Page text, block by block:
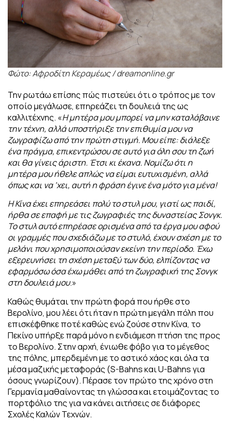
Φώτο: Αφροδίτη Κεραμέως / dreamonline.gr
Την ρωτάω επίσης πώς πιστεύει ότι ο τρόπος με τον
οποίο μεγάλωσε, επηρεάζει τη δουλειά της ως
καλλιτέχνης. «Η μητέρα μου μπορεί να μην καταλάβαινε
την τέχνη, αλλά υποστήριξε την επιθυμία μου να
ζωγραφίζω από την πρώτη στιγμή. Μου είπε: διάλεξε
ένα πράγμα, επικεντρώσου σε αυτό για όλη σου τη ζωή
και θα γίνεις άριστη. Έτσι κι έκανα. Νομίζω ότι η
μητέρα μου ήθελε απλώς να είμαι ευτυχισμένη, αλλά
όπως και να ‘χει, αυτή η φράση έγινε ένα μότο για μένα!
Η Κίνα έχει επηρεάσει πολύ το στυλ μου, γιατί ως παιδί,
ήρθα σε επαφή με τις ζωγραφιές της δυναστείας Σονγκ.
Το στυλ αυτό επηρέασε ορισμένα από τα έργα μου αφού
οι γραμμές που σχεδιάζω με το στυλό, έχουν σχέση με το
μελάνι που χρησιμοποιούσαν εκείνη την περίοδο. Έχω
εξερευνήσει τη σχέση μεταξύ των δύο, ελπίζοντας να
εφαρμόσω όσα έχω μάθει από τη ζωγραφική της Σονγκ
στη δουλειά μου.»
Καθώς θυμάται την πρώτη φορά που ήρθε στο
Βερολίνο, μου λέει ότι ήταν η πρώτημεγάλη πόλη που
επισκέφθηκε ποτέ καθώς ενώ ζούσε στην Κίνα, το
Πεκίνο υπήρξε παρά μόνο η ενδιάμεση πτήση της προς
το Βερολίνο. Στην αρχή, ένιωθε φόβο για το μέγεθος
της πόλης, μπερδεμένη με το αστικό χάος και όλα τα
μέσα μαζικής μεταφοράς (S-Bahns και U-Bahns για
όσους γνωρίζουν).Πέρασε τον πρώτο της χρόνο στη
Γερμανία μαθαίνοντας τη γλώσσα και ετοιμάζοντας το
πορτφόλιο της για να κάνει αιτήσεις σε διάφορες
Σχολές Καλών Τεχνών.